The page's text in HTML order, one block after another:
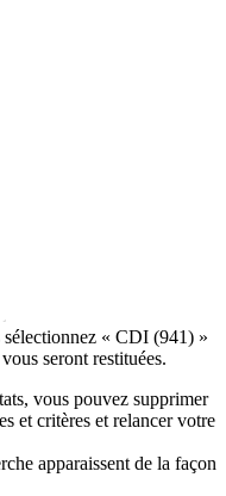
« CDI (941) »
seront restituées.
vous pouvez supprimer
et critères et relancer votre
apparaissent de la façon